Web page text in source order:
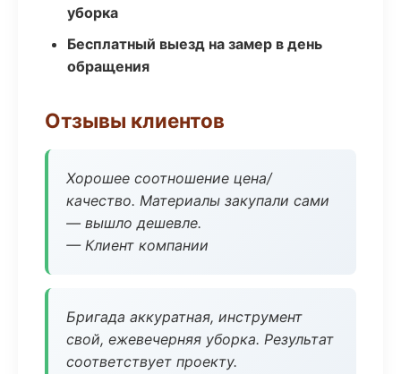
уборка
Бесплатный выезд на замер в день
обращения
Отзывы клиентов
Хорошее соотношение цена/
качество. Материалы закупали сами
— вышло дешевле.
— Клиент компании
Бригада аккуратная, инструмент
свой, ежевечерняя уборка. Результат
соответствует проекту.